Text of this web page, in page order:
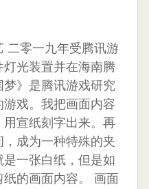
二零一九年受腾讯游
光装置并在海南腾
》是腾讯游戏研究
戏。我把画面内容
宣纸刻字出来。再
成为一种特殊的夹
一张白纸，但是如
的画面内容。 画面